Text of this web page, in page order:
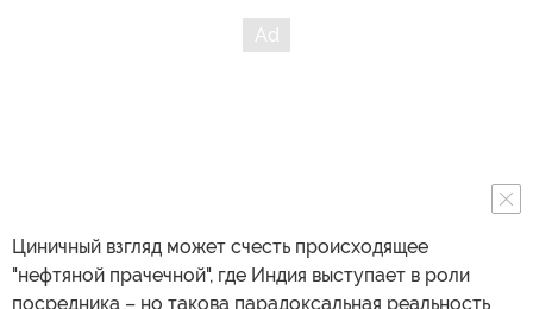
Циничный взгляд может счесть происходящее
"нефтяной прачечной", где Индия выступает в роли
посредника – но такова парадоксальная реальность